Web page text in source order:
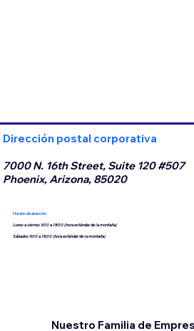
Dirección postal corporativa
7000 N. 16th Street, Suite 120 #507
Phoenix, Arizona, 85020
Horario de atención
Lunes a viernes 9:00 a 18:00 (hora estándar de la montaña)
Sábados 9:00 a 18:00 (hora estándar de la montaña)
Nuestro Familia de